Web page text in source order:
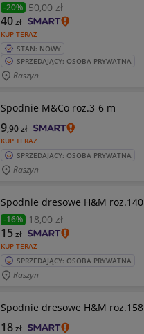
-20% 50,00 zł
KUP TERAZ
40zł
STAN: NOWY
SPRZEDAJĄCY: OSOBA PRYWATNA
Raszyn
Spodnie M&Co roz.3-6 m
KUP TERAZ
9,90zł
SPRZEDAJĄCY: OSOBA PRYWATNA
Raszyn
Spodnie dresowe H&M roz.140
-16% 18,00 zł
KUP TERAZ
15zł
SPRZEDAJĄCY: OSOBA PRYWATNA
Raszyn
Spodnie dresowe H&M roz.158
18zł